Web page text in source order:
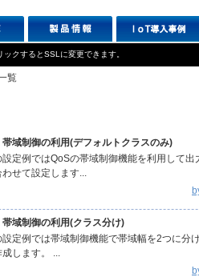
ックするとSSLに変更できます。
覧
帯域制御の利用(デフォルトクラスのみ)
設定例ではQoSの帯域制御機能を利用して
わせて設定します...
帯域制御の利用(クラス分け)
設定例では帯域制御機能で帯域幅を2つに分
成します。 ...